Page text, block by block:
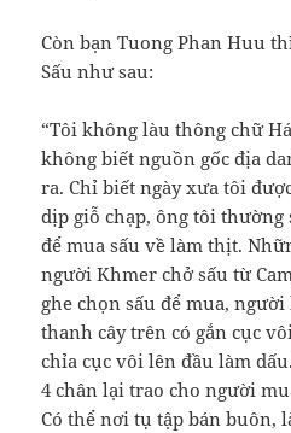
Còn bạn Tuong Phan Huu
Sấu như sau:
“Tôi không làu thông chữ
không biết nguồn gốc địa
ra. Chỉ biết ngày xưa tôi
dịp giỗ chạp, ông tôi thường
để mua sấu về làm thịt.
người Khmer chở sấu từ
ghe chọn sấu để mua,
thanh cây trên có gắn cục
chỉa cục vôi lên đầu làm
4 chân lại trao cho người
Có thể nơi tụ tập bán buôn,